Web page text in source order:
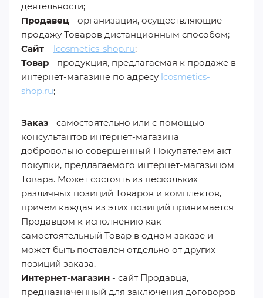
деятельности;
Продавец - организация, осуществляющие
продажу Товаров дистанционным способом;
Сайт – lcosmetics-shop.ru;
Товар - продукция, предлагаемая к продаже в
интернет-магазине по адресу lcosmetics-
shop.ru;
Заказ - самостоятельно или с помощью
консультантов интернет-магазина
добровольно совершенный Покупателем акт
покупки, предлагаемого интернет-магазином
Товара. Может состоять из нескольких
различных позиций Товаров и комплектов,
причем каждая из этих позиций принимается
Продавцом к исполнению как
самостоятельный Товар в одном заказе и
может быть поставлен отдельно от других
позиций заказа.
Интернет-магазин - сайт Продавца,
предназначенный для заключения договоров